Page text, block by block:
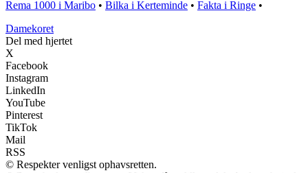
Rema 1000 i Maribo • Bilka i Kerteminde • Fakta i Ringe •
Damekoret
Del med hjertet
X
Facebook
Instagram
LinkedIn
YouTube
Pinterest
TikTok
Mail
RSS
© Respekter venligst ophavsretten.